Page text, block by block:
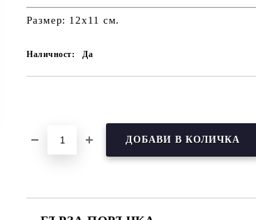
Размер: 12х11 см.
Наличност: Да